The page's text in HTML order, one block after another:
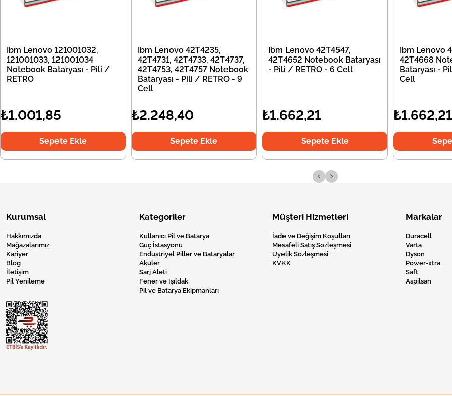
Ibm Lenovo 121001032,
121001033, 121001034
Notebook Bataryası - Pili /
RETRO
₺1.001,85
Sepete Ekle
Ibm Lenovo 42T4235,
42T4731, 42T4733, 42T4737,
42T4753, 42T4757 Notebook
Bataryası - Pili / RETRO - 9
Cell
₺2.248,40
Sepete Ekle
Ibm Lenovo 42T4547,
42T4652 Notebook Bataryası
- Pili / RETRO - 6 Cell
₺1.662,21
Sepete Ekle
Ibm Lenovo
42T4668
Bataryası -
Cell
₺1.662,21
‹ ›
Kurumsal
Hakkımızda
Mağazalarımız
Kariyer
Blog
İletişim
Pil Yenileme
Kategoriler
Kullanıcı Pil ve Batarya
Güç İstasyonu
Endüstriyel Piller ve Bataryalar
Aküler
Sarj Aleti
Fener ve Işıldak
Pil ve Batarya Ekipmanları
Müşteri Hizmetleri
İade ve Değişim Koşulları
Mesafeli Satış Sözleşmesi
Üyelik Sözleşmesi
KVKK
Markalar
Duracell
Varta
Dyson
Power-xtra
Saft
Aspilsan